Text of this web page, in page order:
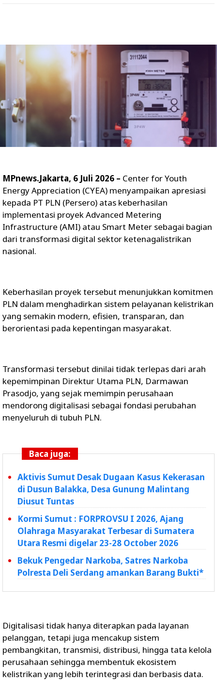
MPnews.Jakarta, 6 Juli 2026 – Center for Youth
Energy Appreciation (CYEA) menyampaikan apresiasi
kepada PT PLN (Persero) atas keberhasilan
implementasi proyek Advanced Metering
Infrastructure (AMI) atau Smart Meter sebagai bagian
dari transformasi digital sektor ketenagalistrikan
nasional.
Keberhasilan proyek tersebut menunjukkan komitmen
PLN dalam menghadirkan sistem pelayanan kelistrikan
yang semakin modern, efisien, transparan, dan
berorientasi pada kepentingan masyarakat.
Transformasi tersebut dinilai tidak terlepas dari arah
kepemimpinan Direktur Utama PLN, Darmawan
Prasodjo, yang sejak memimpin perusahaan
mendorong digitalisasi sebagai fondasi perubahan
menyeluruh di tubuh PLN.
Baca juga:
Aktivis Sumut Desak Dugaan Kasus Kekerasan
di Dusun Balakka, Desa Gunung Malintang
Diusut Tuntas
Kormi Sumut : FORPROVSU I 2026, Ajang
Olahraga Masyarakat Terbesar di Sumatera
Utara Resmi digelar 23-28 October 2026
Bekuk Pengedar Narkoba, Satres Narkoba
Polresta Deli Serdang amankan Barang Bukti*
Digitalisasi tidak hanya diterapkan pada layanan
pelanggan, tetapi juga mencakup sistem
pembangkitan, transmisi, distribusi, hingga tata kelola
perusahaan sehingga membentuk ekosistem
kelistrikan yang lebih terintegrasi dan berbasis data.